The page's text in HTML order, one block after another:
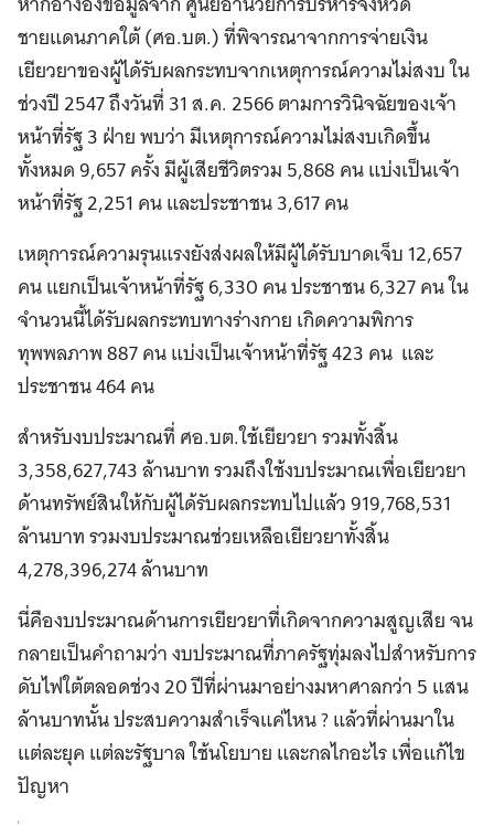
ชายแดนภาคใต้ (ศอ.บต.) ที่พิจารณาจากการจ่ายเงิน
เยียวยาของผู้ได้รับผลกระทบจากเหตุการณ์ความไม่สงบ ใน
ช่วงปี 2547 ถึงวันที่ 31 ส.ค. 2566 ตามการวินิจฉัยของเจ้า
หน้าที่รัฐ 3 ฝ่าย พบว่า มีเหตุการณ์ความไม่สงบเกิดขึ้น
ทั้งหมด 9,657 ครั้ง มีผู้เสียชีวิตรวม 5,868 คน แบ่งเป็นเจ้า
หน้าที่รัฐ 2,251 คน และประชาชน 3,617 คน
เหตุการณ์ความรุนแรงยังส่งผลให้มีผู้ได้รับบาดเจ็บ 12,657
คน แยกเป็นเจ้าหน้าที่รัฐ 6,330 คน ประชาชน 6,327 คน ใน
จำนวนนี้ได้รับผลกระทบทางร่างกาย เกิดความพิการ
ทุพพลภาพ 887 คน แบ่งเป็นเจ้าหน้าที่รัฐ 423 คน และ
ประชาชน 464 คน
สำหรับงบประมาณที่ ศอ.บต.ใช้เยียวยา รวมทั้งสิ้น
3,358,627,743 ล้านบาท รวมถึงใช้งบประมาณเพื่อเยียวยา
ด้านทรัพย์สินให้กับผู้ได้รับผลกระทบไปแล้ว 919,768,531
ล้านบาท รวมงบประมาณช่วยเหลือเยียวยาทั้งสิ้น
4,278,396,274 ล้านบาท
นี่คืองบประมาณด้านการเยียวยาที่เกิดจากความสูญเสีย จน
กลายเป็นคำถามว่า งบประมาณที่ภาครัฐทุ่มลงไปสำหรับการ
ดับไฟใต้ตลอดช่วง 20 ปีที่ผ่านมาอย่างมหาศาลกว่า 5 แสน
ล้านบาทนั้น ประสบความสำเร็จแค่ไหน ? แล้วที่ผ่านมาใน
แต่ละยุค แต่ละรัฐบาล ใช้นโยบาย และกลไกอะไร เพื่อแก้ไข
ปัญหา